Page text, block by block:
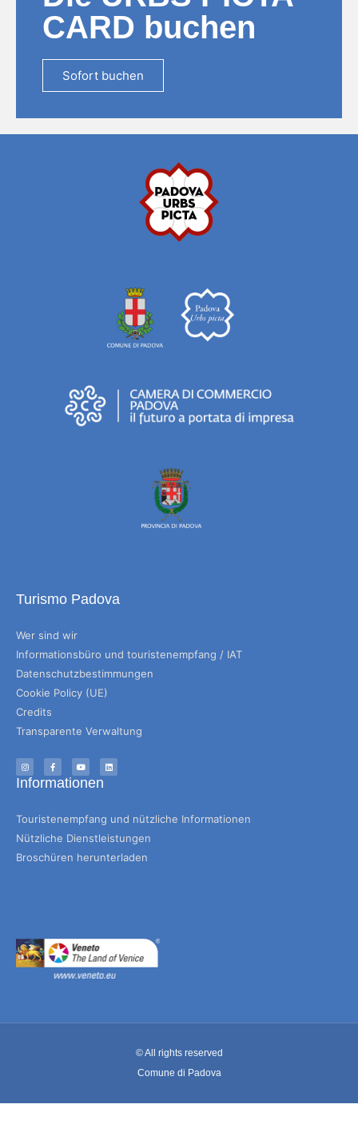
CARD buchen
Sofort buchen
Turismo Padova
Wer sind wir
Informationsbüro und touristenempfang / IAT
Datenschutzbestimmungen
Cookie Policy (UE)
Credits
Transparente Verwaltung
Informationen
Touristenempfang und nützliche Informationen
Nützliche Dienstleistungen
Broschüren herunterladen
© All rights reserved
Comune di Padova